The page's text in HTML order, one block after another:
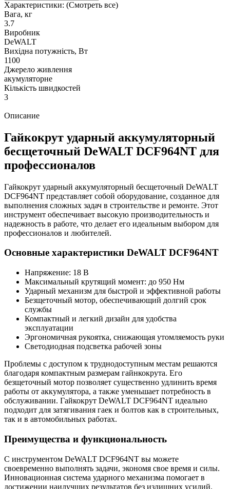
Характеристики: (Смотреть все)
Вага, кг
3.7
Виробник
DeWALT
Вихідна потужність, Вт
1100
Джерело живлення
акумуляторне
Кількість швидкостей
3
Описание
Гайкокрут ударный аккумуляторный
бесщеточный DeWALT DCF964NT для
профессионалов
Гайкокрут ударный аккумуляторный бесщеточный DeWALT
DCF964NT представляет собой оборудование, созданное для
выполнения сложных задач в строительстве и ремонте. Этот
инструмент обеспечивает высокую производительность и
надежность в работе, что делает его идеальным выбором для
профессионалов и любителей.
Основные характеристики DeWALT DCF964NT
Напряжение: 18 В
Максимальный крутящий момент: до 950 Нм
Ударный механизм для быстрой и эффективной работы
Безщеточный мотор, обеспечивающий долгий срок
службы
Компактный и легкий дизайн для удобства
эксплуатации
Эргономичная рукоятка, снижающая утомляемость руки
Светодиодная подсветка рабочей зоны
Проблемы с доступом к труднодоступным местам решаются
благодаря компактным размерам гайнкокрута. Его
безщеточный мотор позволяет существенно удлинить время
работы от аккумулятора, а также уменьшает потребность в
обслуживании. Гайкокрут DeWALT DCF964NT идеально
подходит для затягивания гаек и болтов как в строительных,
так и в автомобильных работах.
Преимущества и функциональность
С инструментом DeWALT DCF964NT вы можете
своевременно выполнять задачи, экономя свое время и силы.
Инновационная система ударного механизма помогает в
достижении наилучших результатов без излишних усилий.